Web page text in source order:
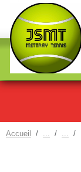
Accueil